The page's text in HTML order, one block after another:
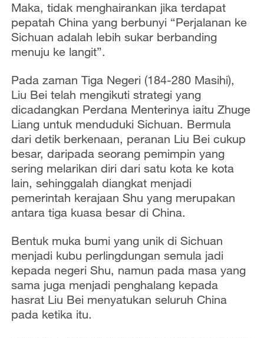
Maka, tidak menghairankan jika terdapat
pepatah China yang berbunyi “Perjalanan ke
Sichuan adalah lebih sukar berbanding
menuju ke langit”.
Pada zaman Tiga Negeri (184-280 Masihi),
Liu Bei telah mengikuti strategi yang
dicadangkan Perdana Menterinya iaitu Zhuge
Liang untuk menduduki Sichuan. Bermula
dari detik berkenaan, peranan Liu Bei cukup
besar, daripada seorang pemimpin yang
sering melarikan diri dari satu kota ke kota
lain, sehinggalah diangkat menjadi
pemerintah kerajaan Shu yang merupakan
antara tiga kuasa besar di China.
Bentuk muka bumi yang unik di Sichuan
menjadi kubu perlingdungan semula jadi
kepada negeri Shu, namun pada masa yang
sama juga menjadi penghalang kepada
hasrat Liu Bei menyatukan seluruh China
pada ketika itu.